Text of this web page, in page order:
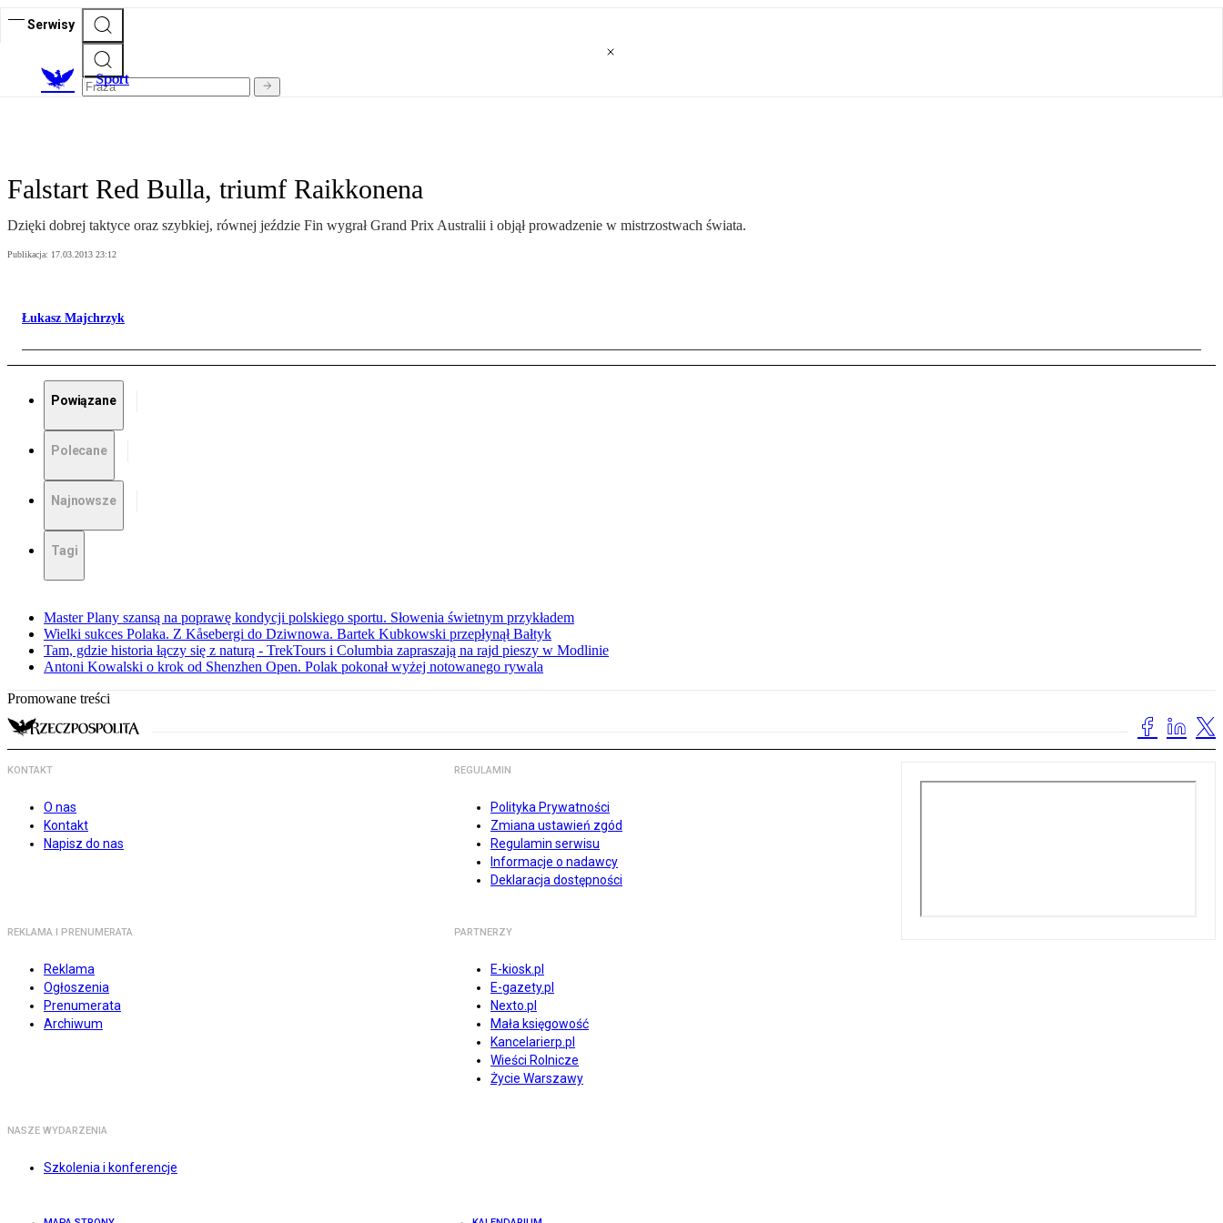
Serwisy
Sport
Falstart Red Bulla, triumf Raikkonena
Dzięki dobrej taktyce oraz szybkiej, równej jeździe Fin wygrał Grand Prix Australii i objął prowadzenie w mistrzostwach świata.
Publikacja: 17.03.2013 23:12
Łukasz Majchrzyk
Powiązane
Polecane
Najnowsze
Tagi
Master Plany szansą na poprawę kondycji polskiego sportu. Słowenia świetnym przykładem
Wielki sukces Polaka. Z Kåsebergi do Dziwnowa. Bartek Kubkowski przepłynął Bałtyk
Tam, gdzie historia łączy się z naturą - TrekTours i Columbia zapraszają na rajd pieszy w Modlinie
Antoni Kowalski o krok od Shenzhen Open. Polak pokonał wyżej notowanego rywala
Promowane treści
KONTAKT
O nas
Kontakt
Napisz do nas
REGULAMIN
Polityka Prywatności
Zmiana ustawień zgód
Regulamin serwisu
Informacje o nadawcy
Deklaracja dostępności
REKLAMA I PRENUMERATA
Reklama
Ogłoszenia
Prenumerata
Archiwum
PARTNERZY
E-kiosk.pl
E-gazety.pl
Nexto.pl
Mała księgowość
Kancelarierp.pl
Wieści Rolnicze
Życie Warszawy
NASZE WYDARZENIA
Szkolenia i konferencje